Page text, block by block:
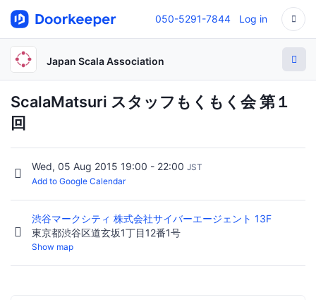
050-5291-7844 Log in
Japan Scala Association
ScalaMatsuri スタッフもくもく会 第１
回
Wed, 05 Aug 2015 19:00 - 22:00 JST
Add to Google Calendar
渋谷マークシティ 株式会社サイバーエージェント 13F
東京都渋谷区道玄坂1丁目12番1号
Show map